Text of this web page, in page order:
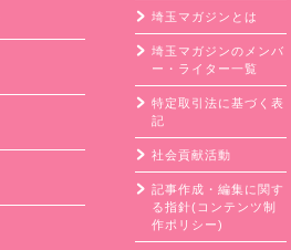
埼玉マガジンとは
埼玉マガジンのメンバ
ー・ライター一覧
特定取引法に基づく表
記
社会貢献活動
記事作成・編集に関す
る指針(コンテンツ制
作ポリシー)